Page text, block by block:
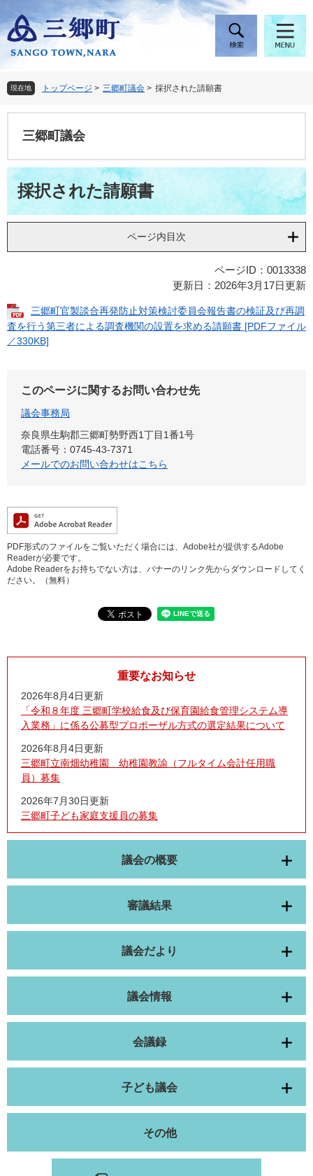
ー
ジ
頭
で
す
ニ
ュ
飛
ば
し
へ
現在地 トップページ > 三郷町議会 > 採択された請願書
三郷町議会
本
文採択された請願書
ページ内目次
ページID：0013338
更新日：2026年3月17日更新
三郷町官製談合再発防止対策検討委員会報告書の検証及び再調
査を行う第三者による調査機関の設置を求める請願書 [PDFファイル
／330KB]
このページに関するお問い合わせ先
議会事務局
奈良県生駒郡三郷町勢野西1丁目1番1号
電話番号：0745-43-7371
メールでのお問い合わせはこちら
PDF形式のファイルをご覧いただく場合には、Adobe社が提供するAdobe
Readerが必要です。
Adobe Readerをお持ちでない方は、バナーのリンク先からダウンロードしてく
ださい。（無料）
重要なお知らせ
2026年8月4日更新
「令和８年度 三郷町学校給食及び保育園給食管理システム導
入業務」に係る公募型プロポーザル方式の選定結果について
2026年8月4日更新
三郷町立南畑幼稚園 幼稚園教諭（フルタイム会計任用職
員）募集
2026年7月30日更新
三郷町子ども家庭支援員の募集
議会の概要
審議結果
議会だより
議会情報
会議録
子ども議会
その他